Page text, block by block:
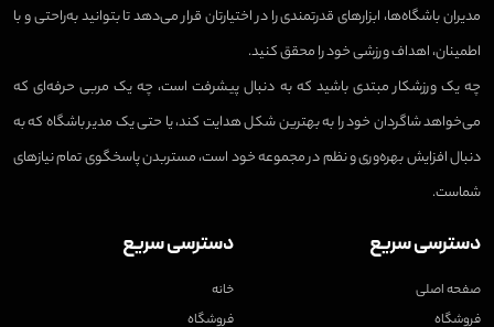
مدیران باشگاه‌ها، ابزارهای قدرتمندی را در اختیارتان قرار می‌دهد تا بتوانید به‌راحتی و با
اطمینان، اهداف ورزشی خود را محقق کنید.
چه یک ورزشکار مبتدی باشید که به دنبال پیشرفت است، چه یک مربی حرفه‌ای که
می‌خواهد شاگردان خود را به بهترین شکل هدایت کند، یا حتی یک مدیر باشگاه که به
دنبال افزایش بهره‌وری و نظم در مجموعه خود است، مستربدن پاسخگوی تمام نیازهای
شماست.
دسترسی سریع
صفحه اصلی
فروشگاه
دسترسی سریع
خانه
فروشگاه